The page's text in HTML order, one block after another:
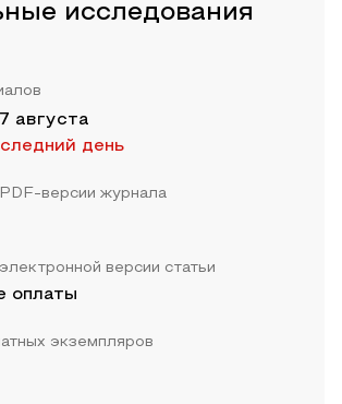
исследования
7 августа
день
версии журнала
версии статьи
оплаты
экземпляров